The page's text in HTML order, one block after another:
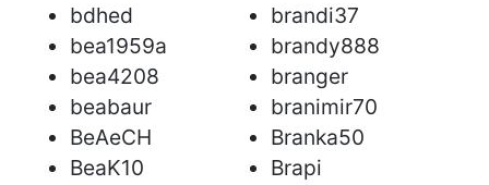
bdhed
bea1959a
bea4208
beabaur
BeAeCH
BeaK10
brandi37
brandy888
branger
branimir70
Branka50
Brapi